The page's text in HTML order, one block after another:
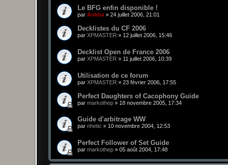
Le BFG enfin disponible !
par Ankha » 24 juillet 2006, 21:01
Decklistes du CF 2006
par XPMASTER » 12 juillet 2006, 15:46
Decklist Open de France 2006
par XPMASTER » 11 juillet 2006, 10:39
Utilisation de ce forum
par XPMASTER » 23 février 2006, 17:55
Perfect Daughters of Cacophony Guide
par markothep » 18 novembre 2005, 17:34
Guide d'arbitrage WW
par nhetic » 10 novembre 2004, 12:53
Perfect Follower of Set Guide
par markothep » 05 août 2004, 17:48